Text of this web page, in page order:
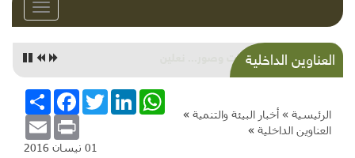
Toggle
العناوين الداخليةحكايات وصور... نعلين
الرئيسية » أخبار البيئة والتنمية »
العناوين الداخلية »
انشر
FacebookTwitterLinkedInWhatsApp
Email Print
01 نيسان 2016